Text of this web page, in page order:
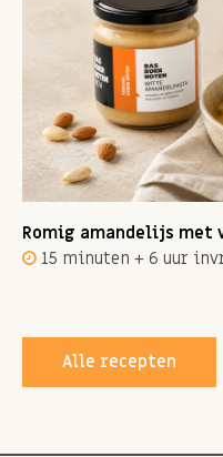
Romig amandelijs
15 minuten + 6 uur
Alle recepten